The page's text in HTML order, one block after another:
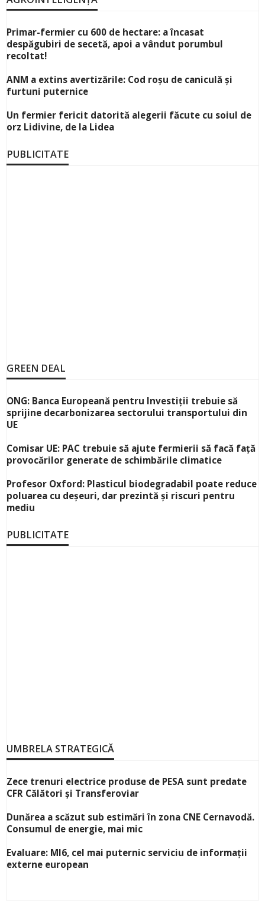
Primar-fermier cu 600 de hectare: a încasat
despăgubiri de secetă, apoi a vândut porumbul
recoltat!
ANM a extins avertizările: Cod roșu de caniculă și
furtuni puternice
Un fermier fericit datorită alegerii făcute cu soiul de
orz Lidivine, de la Lidea
PUBLICITATE
GREEN DEAL
ONG: Banca Europeană pentru Investiții trebuie să
sprijine decarbonizarea sectorului transportului din
UE
Comisar UE: PAC trebuie să ajute fermierii să facă față
provocărilor generate de schimbările climatice
Profesor Oxford: Plasticul biodegradabil poate reduce
poluarea cu deșeuri, dar prezintă și riscuri pentru
mediu
PUBLICITATE
UMBRELA STRATEGICĂ
Zece trenuri electrice produse de PESA sunt predate
CFR Călători și Transferoviar
Dunărea a scăzut sub estimări în zona CNE Cernavodă.
Consumul de energie, mai mic
Evaluare: MI6, cel mai puternic serviciu de informații
externe european